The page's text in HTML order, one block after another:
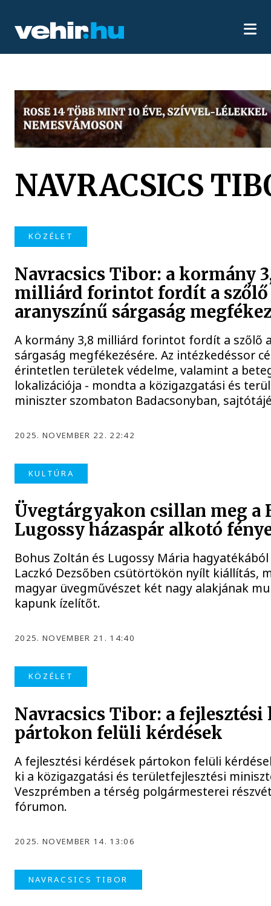
NAVRACSICS
KÖZÉLET
Navracsics Tibor: a kormány
milliárd forintot fordít a szőlő
aranyszínű sárgaság
A kormány 3,8 milliárd forintot fordít a szőlő
sárgaság megfékezésére. Az intézkedéssor
érintetlen területek védelme, valamint a
lokalizációja - mondta a közigazgatási és
miniszter szombaton Badacsonyban,
2025. NOVEMBER 22. 22:42
KULTÚRA
Üvegtárgyakon csillan meg a
Lugossy házaspár alkotó
Bohus Zoltán és Lugossy Mária
Laczkó Dezsőben csütörtökön nyílt kiállítás,
magyar üvegművészet két nagy alakjának
kapunk ízelítőt.
2025. NOVEMBER 21. 14:40
KÖZÉLET
Navracsics Tibor: a fejlesztési
pártokon felüli kérdések
A fejlesztési kérdések pártokon felüli
ki a közigazgatási és területfejlesztési
Veszprémben a térség polgármesterei
fórumon.
2025. NOVEMBER 14. 13:06
NAVRACSICS TIBOR